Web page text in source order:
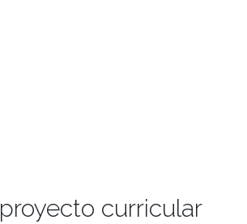
proyecto curricular